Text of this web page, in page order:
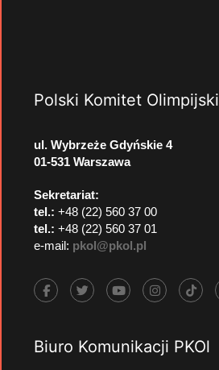
Polski Komitet Olimpijski
ul. Wybrzeże Gdyńskie 4
01-531 Warszawa
Sekretariat:
tel.: +48 (22) 560 37 00
tel.: +48 (22) 560 37 01
e-mail: pkol@pkol.pl
Biuro Komunikacji PKOl